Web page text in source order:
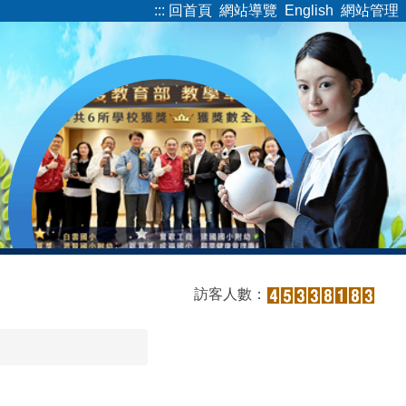
::: 回首頁 網站導覽 English 網站管理
訪客人數：